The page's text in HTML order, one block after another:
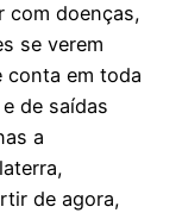
com doenças,
se verem
conta em toda
de saídas
a
de agora,